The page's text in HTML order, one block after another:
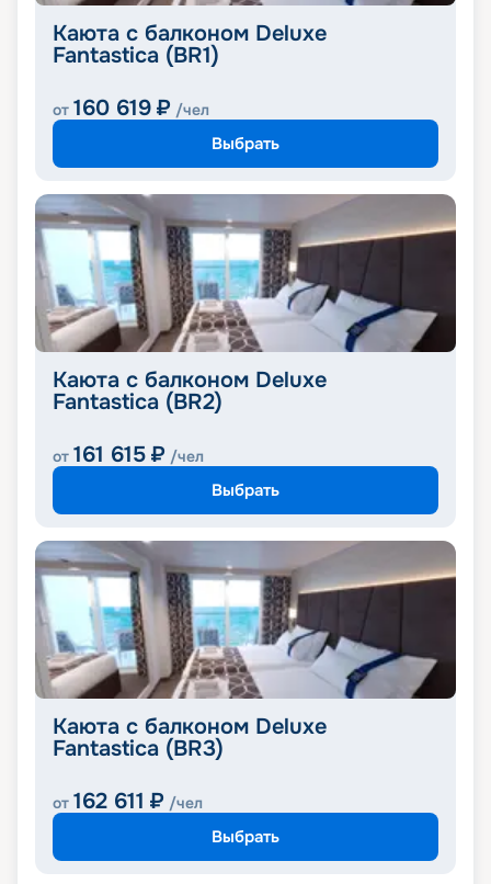
Каюта с балконом Deluxe
Fantastica (BR1)
от 160 619 ₽ /чел
Выбрать
Каюта с балконом Deluxe
Fantastica (BR2)
от 161 615 ₽ /чел
Выбрать
Каюта с балконом Deluxe
Fantastica (BR3)
от 162 611 ₽ /чел
Выбрать